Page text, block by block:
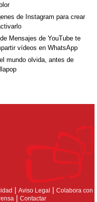
de Instagram para crear
Mensajes de YouTube te
vídeos en WhatsApp
mundo olvida, antes de
| Aviso Legal | Colabora con
| Contactar